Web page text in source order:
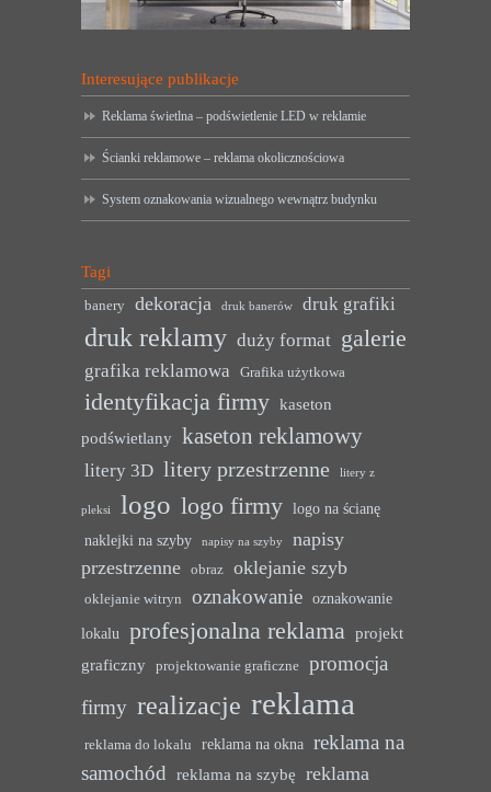
Interesujące publikacje
Reklama świetlna – podświetlenie LED w reklamie
Ścianki reklamowe – reklama okolicznościowa
System oznakowania wizualnego wewnątrz budynku
Tagi
banery dekoracja druk banerów druk grafiki
druk reklamy duży format galerie
grafika reklamowa Grafika użytkowa
identyfikacja firmy kaseton
podświetlany kaseton reklamowy
litery 3D litery przestrzenne litery z
pleksi logo logo firmy logo na ścianę
naklejki na szyby
napisy na szyby
napisy
przestrzenne
obraz oklejanie szyb
oklejanie witryn oznakowanie oznakowanie
lokalu profesjonalna reklama projekt
graficzny
projektowanie graficzne
promocja
firmy realizacje reklama
reklama do lokalu reklama na okna reklama na
samochód reklama na szybę reklama